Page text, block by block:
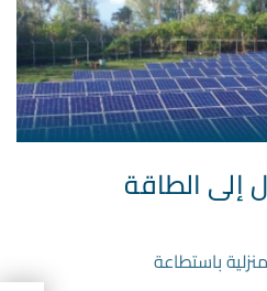
إلى الطاقة